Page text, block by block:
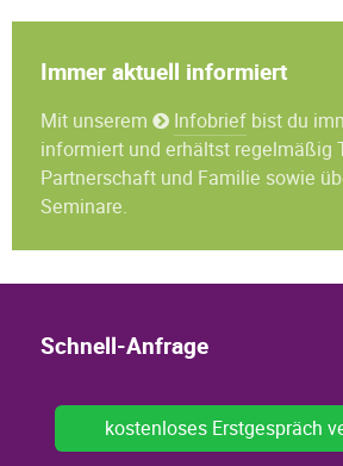
Immer aktuell informiert
Mit unserem Infobrief bist du
informiert und erhältst regelmäßig
Partnerschaft und Familie sowie
Seminare.
Schnell-Anfrage
kostenloses Erstgespräch